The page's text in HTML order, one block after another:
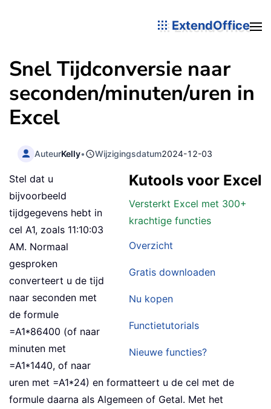
ExtendOffice
Snel Tijdconversie naar
seconden/minuten/uren in
Excel
AuteurKelly• Wijzigingsdatum2024-12-03
Kutools voor Excel
Versterkt Excel met 300+
krachtige functies
Overzicht
Gratis downloaden
Nu kopen
Functietutorials
Nieuwe functies?
Stel dat u
bijvoorbeeld
tijdgegevens hebt in
cel A1, zoals 11:10:03
AM. Normaal
gesproken
converteert u de tijd
naar seconden met
de formule
=A1*86400 (of naar
minuten met
=A1*1440, of naar
uren met =A1*24) en formatteert u de cel met de
formule daarna als Algemeen of Getal. Met het